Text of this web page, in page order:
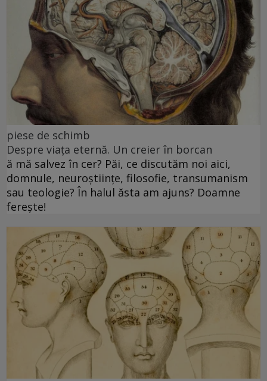
piese de schimb
Despre viața eternă. Un creier în borcan
ă mă salvez în cer? Păi, ce discutăm noi aici,
domnule, neuroștiințe, filosofie, transumanism
sau teologie? În halul ăsta am ajuns? Doamne
ferește!